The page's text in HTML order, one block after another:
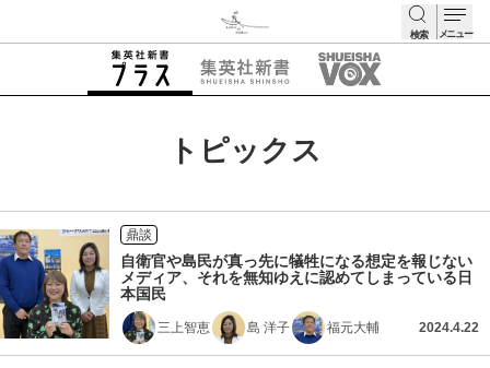
検索 メニュー
トピックス
鼎談
自衛官や島民が真っ先に犠牲になる想定を報じない
メディア、それを無知ゆえに認めてしまっている日
本国民
三上智恵 島 洋子 福元大輔 2024.4.22